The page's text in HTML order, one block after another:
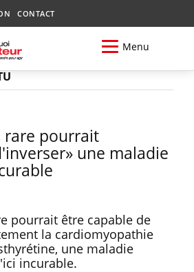
CONTACT
Menu
rare pourrait
une maladie
pourrait être capable de
la cardiomyopathie
une maladie
incurable.